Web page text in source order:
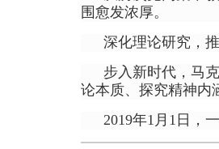
围愈发浓厚。
深化理论研究，
步入新时代，马
论本质、探究精神内
2019年1月1日，